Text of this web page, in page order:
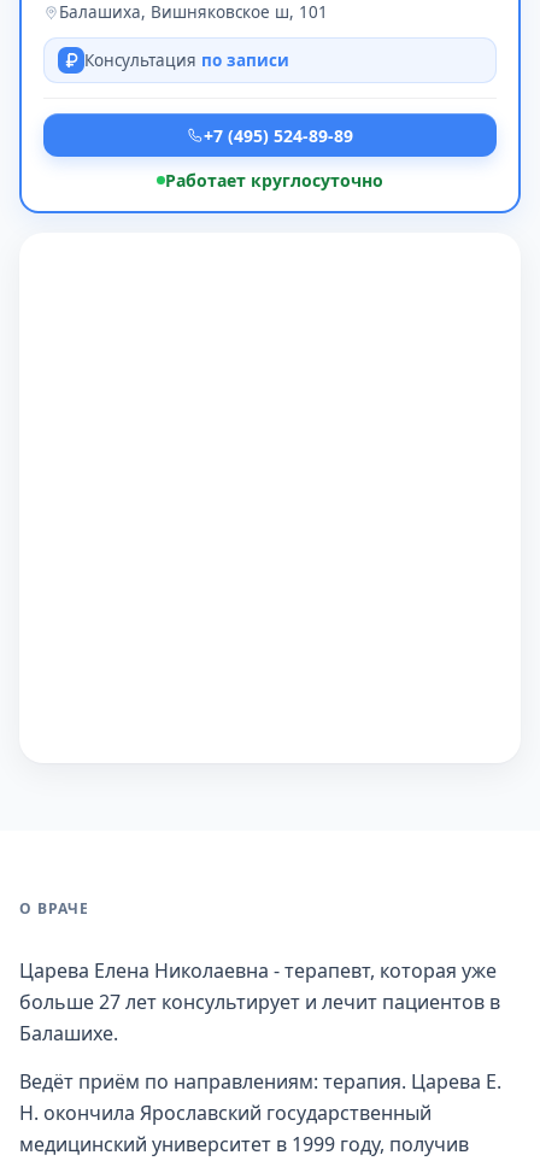
Балашиха, Вишняковское ш, 101
Консультация по записи
+7 (495) 524-89-89
Работает круглосуточно
О ВРАЧЕ
Царева Елена Николаевна - терапевт, которая уже
больше 27 лет консультирует и лечит пациентов в
Балашихе.
Ведёт приём по направлениям: терапия. Царева Е.
Н. окончила Ярославский государственный
медицинский университет в 1999 году, получив